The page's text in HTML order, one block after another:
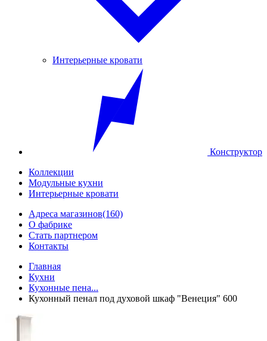
Интерьерные кровати
Конструктор
Коллекции
Модульные кухни
Интерьерные кровати
Адреса магазинов(160)
О фабрике
Стать партнером
Контакты
Главная
Кухни
Кухонные пена...
Кухонный пенал под духовой шкаф "Венеция" 600